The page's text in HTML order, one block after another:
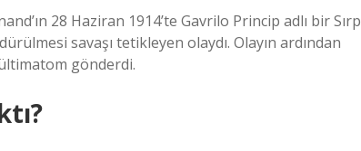
28 Haziran 1914’te Gavrilo Princip adlı bir Sırp
savaşı tetikleyen olaydı. Olayın ardından
gönderdi.